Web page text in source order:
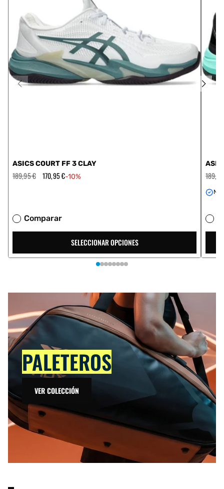
ASICS COURT FF 3 CLAY
Precio
habitual
189,95 € Precio
170,95 €-10%
Comparar
SELECCIONAR OPCIONES
Precio
PALETEROS
VER COLECCIÓN